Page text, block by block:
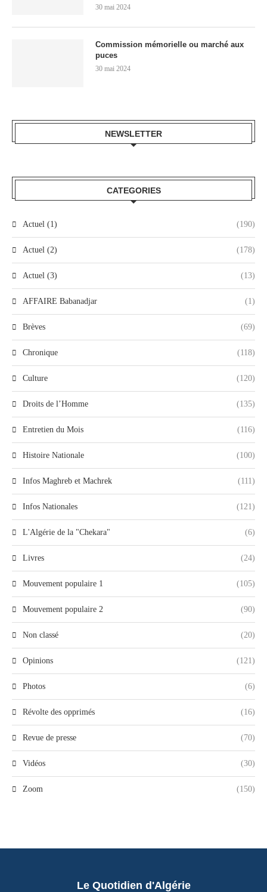
30 mai 2024
Commission mémorielle ou marché aux
puces
30 mai 2024
NEWSLETTER
CATEGORIES
Actuel (1) (190)
Actuel (2) (178)
Actuel (3) (13)
AFFAIRE Babanadjar (1)
Brèves (69)
Chronique (118)
Culture (120)
Droits de l’Homme (135)
Entretien du Mois (116)
Histoire Nationale (100)
Infos Maghreb et Machrek (111)
Infos Nationales (121)
L'Algérie de la "Chekara" (6)
Livres (24)
Mouvement populaire 1 (105)
Mouvement populaire 2 (90)
Non classé (20)
Opinions (121)
Photos (6)
Révolte des opprimés (16)
Revue de presse (70)
Vidéos (30)
Zoom (150)
Le Quotidien d'Algérie